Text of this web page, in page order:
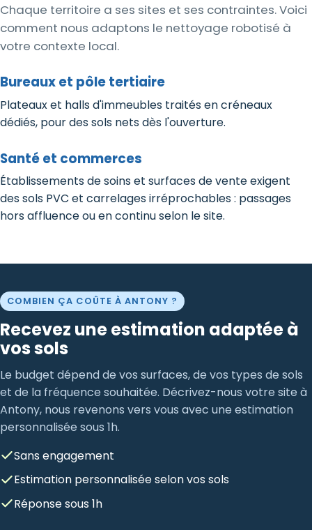
Chaque territoire a ses sites et ses contraintes. Voici
comment nous adaptons le nettoyage robotisé à
votre contexte local.
Bureaux et pôle tertiaire
Plateaux et halls d'immeubles traités en créneaux
dédiés, pour des sols nets dès l'ouverture.
Santé et commerces
Établissements de soins et surfaces de vente exigent
des sols PVC et carrelages irréprochables : passages
hors affluence ou en continu selon le site.
COMBIEN ÇA COÛTE À ANTONY ?
Recevez une estimation adaptée à
vos sols
Le budget dépend de vos surfaces, de vos types de sols
et de la fréquence souhaitée. Décrivez-nous votre site à
Antony, nous revenons vers vous avec une estimation
personnalisée sous 1h.
Sans engagement
Estimation personnalisée selon vos sols
Réponse sous 1h